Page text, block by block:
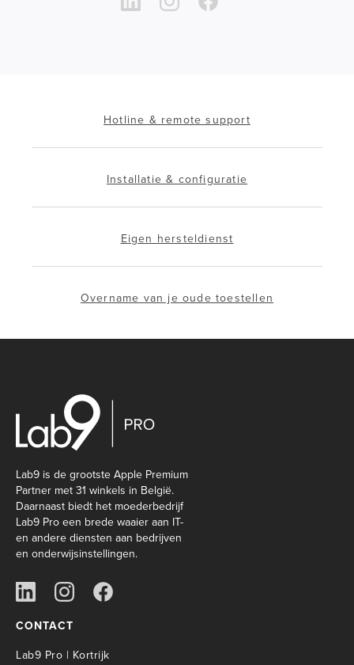
Hotline & remote support
Installatie & configuratie
Eigen hersteldienst
Overname van je oude toestellen
Lab9 is de grootste Apple Premium
Partner met 31 winkels in België.
Daarnaast biedt het moederbedrijf
Lab9 Pro een brede waaier aan IT-
en andere diensten aan bedrijven
en onderwijsinstellingen.
CONTACT
Lab9 Pro | Kortrijk